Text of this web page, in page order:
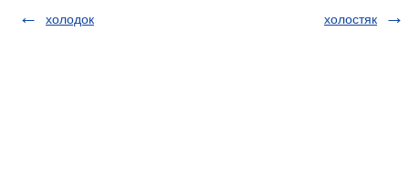
холодок холостяк